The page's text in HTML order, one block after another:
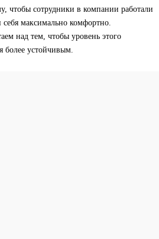
чтобы сотрудники в компании работали
себя максимально комфортно.
над тем, чтобы уровень этого
более устойчивым.